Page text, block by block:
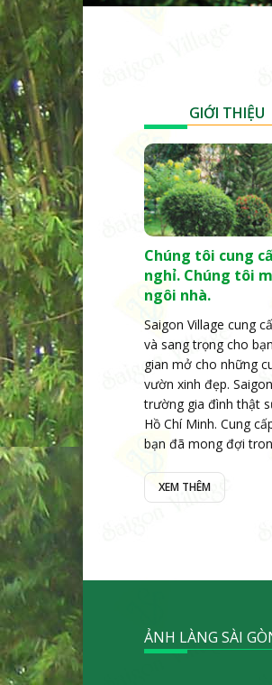
GIỚI THIỆU
Chúng tôi cung
nghỉ. Chúng tôi
ngôi nhà.
Saigon Village cung
và sang trọng cho
gian mở cho những
vườn xinh đẹp.
trường gia đình thật
Hồ Chí Minh. Cung
bạn đã mong đợi
XEM THÊM
ẢNH LÀNG SÀI